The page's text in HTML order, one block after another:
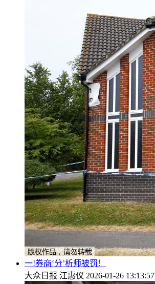
一!券商‘分’析师被罚！
大众日报 江惠仪 2026-01-26 13:13:57